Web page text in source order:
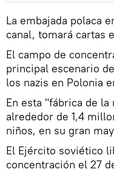
La embajada polaca
canal, tomará cartas
El campo de
principal escenario
los nazis en Polonia
En esta "fábrica de
alrededor de 1,4
niños, en su gran
El Ejército soviético
concentración el 27